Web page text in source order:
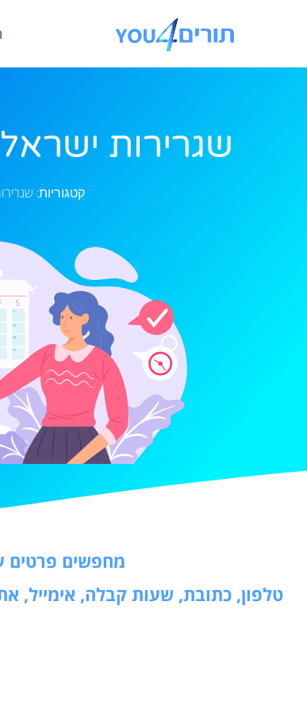
שגרירות ישראל
קטגוריות:
מחפשים פרטים
טלפון, כתובת, שעות קבלה, אימייל,